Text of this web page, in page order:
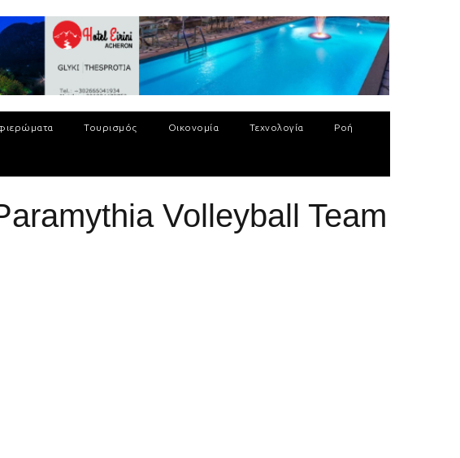
Τουρισμός Οικονομία Τεχνολογία Ροή
Paramythia Volleyball Team